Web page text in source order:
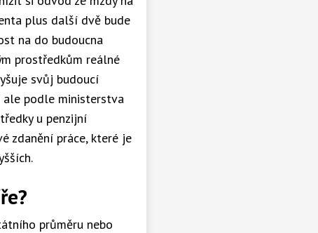
plus další dvě bude
na do budoucna
prostředkům reálné
svůj budoucí
ale podle ministerstva
u penzijní
zdanění práce, které je
průměru nebo